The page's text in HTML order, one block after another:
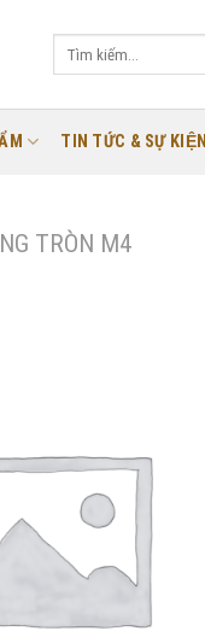
TIN TỨC & SỰ KIỆN
TRÒN M4